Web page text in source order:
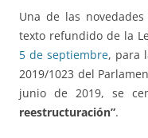
Una de las
texto refundido de la
5 de septiembre, para
2019/1023 del
junio de 2019, se
reestructuración”.